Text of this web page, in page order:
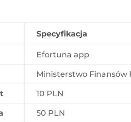
Specyfikacja
Efortuna app
Ministerstwo Finansów
10 PLN
50 PLN